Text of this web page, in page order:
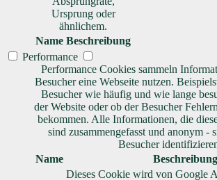
Ursprung oder
ähnlichem.
Name Beschreibung
Performance
Performance Cookies sammeln
Besucher eine Webseite nutzen.
Besucher wie häufig und wie lange
der Website oder ob der Besucher
bekommen. Alle Informationen, die
sind zusammengefasst und anonym -
Besucher
Name
Beschreibung
Dieses Cookie wird von Google